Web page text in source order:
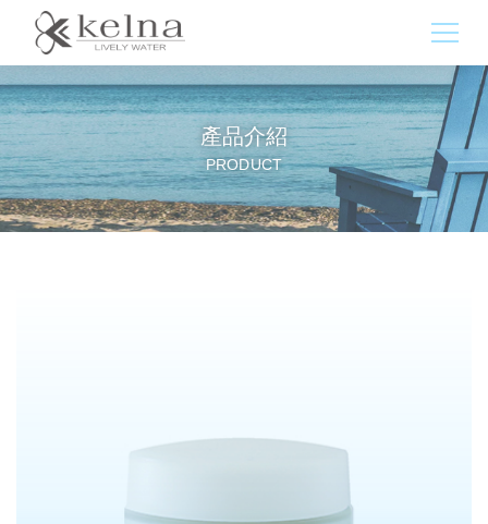
產品介紹
PRODUCT